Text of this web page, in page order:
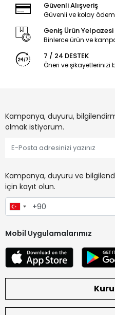
Güvenli Alışveriş
Güvenli ve kolay
Geniş Ürün Yelpazesi
Binlerce ürün ve
7 / 24 DESTEK
Öneri ve şikayetlerinizi
Kampanya, duyuru,
olmak istiyorum.
Kampanya, duyuru ve
için kayıt olun.
Mobil Uygulamalarımız